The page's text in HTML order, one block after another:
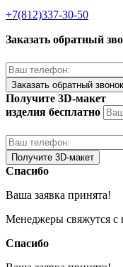
+7(812)337‑30-50
Заказать обратный
Получите 3D-макет
изделия бесплатно
Спасибо
Ваша заявка принята!
Менеджеры свяжутся с
Спасибо